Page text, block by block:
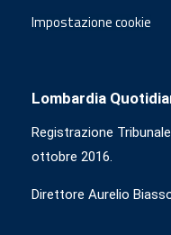
Impostazione cookie
Lombardia
Registrazione
ottobre 2016.
Direttore Aurelio